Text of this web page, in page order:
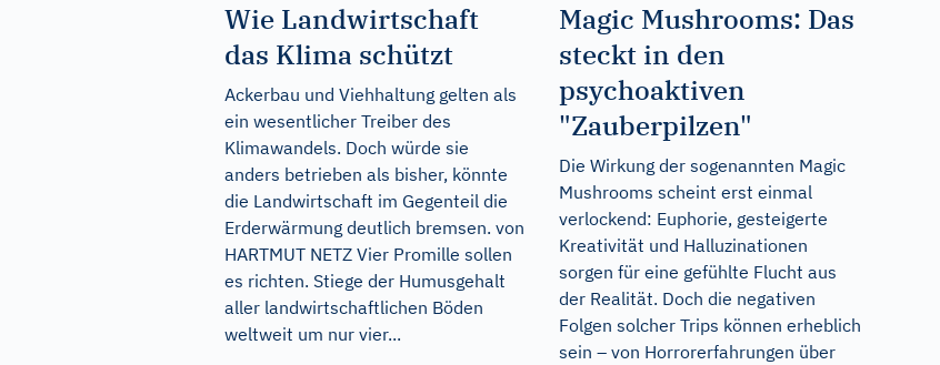
Wie Landwirtschaft
das Klima schützt
Ackerbau und Viehhaltung gelten als
ein wesentlicher Treiber des
Klimawandels. Doch würde sie
anders betrieben als bisher, könnte
die Landwirtschaft im Gegenteil die
Erderwärmung deutlich bremsen. von
HARTMUT NETZ Vier Promille sollen
es richten. Stiege der Humusgehalt
aller landwirtschaftlichen Böden
weltweit um nur vier...
Magic Mushrooms: Das
steckt in den
psychoaktiven
"Zauberpilzen"
Die Wirkung der sogenannten Magic
Mushrooms scheint erst einmal
verlockend: Euphorie, gesteigerte
Kreativität und Halluzinationen
sorgen für eine gefühlte Flucht aus
der Realität. Doch die negativen
Folgen solcher Trips können erheblich
sein – von Horrorerfahrungen über